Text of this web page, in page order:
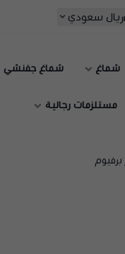
ريال سعودي
شماغ شماغ جفنشي
مستلزمات رجالية